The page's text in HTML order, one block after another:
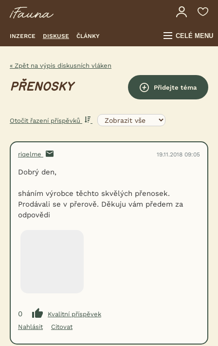
INZERCE DISKUSE ČLÁNKY CELÉ MENU
« Zpět na výpis diskusních vláken
PŘENOSKY Přidejte téma
Otočit řazení příspěvků
riqelme 19.11.2018 09:05
Dobrý den,
sháním výrobce těchto skvělých přenosek.
Prodávali se v přerově. Děkuju vám předem za
odpovědi
0
Kvalitní příspěvek
Nahlásit
Citovat